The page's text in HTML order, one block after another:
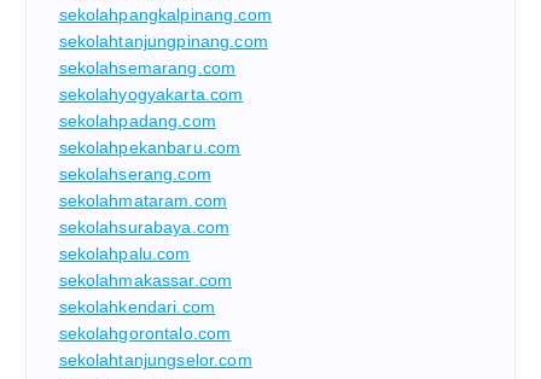
sekolahpangkalpinang.com
sekolahtanjungpinang.com
sekolahsemarang.com
sekolahyogyakarta.com
sekolahpadang.com
sekolahpekanbaru.com
sekolahserang.com
sekolahmataram.com
sekolahsurabaya.com
sekolahpalu.com
sekolahmakassar.com
sekolahkendari.com
sekolahgorontalo.com
sekolahtanjungselor.com